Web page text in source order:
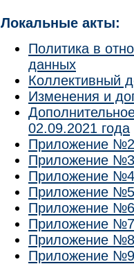
Локальные акты:
Политика в
данных
Коллективный
Изменения и
02.09.2021 года
Приложение №2
Приложение №3
Приложение №4
Приложение №5
Приложение №6
Приложение №7
Приложение №8
Приложение №9